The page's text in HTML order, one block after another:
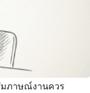
ภาษณ์งานควร